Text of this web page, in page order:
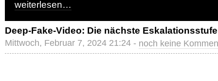
weiterlesen…
Deep-Fake-Video: Die nächste
Mittwoch, Februar 7, 2024 21:24 - noch keine